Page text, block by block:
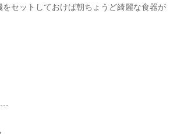
セットしておけば朝ちょうど綺麗な食器が